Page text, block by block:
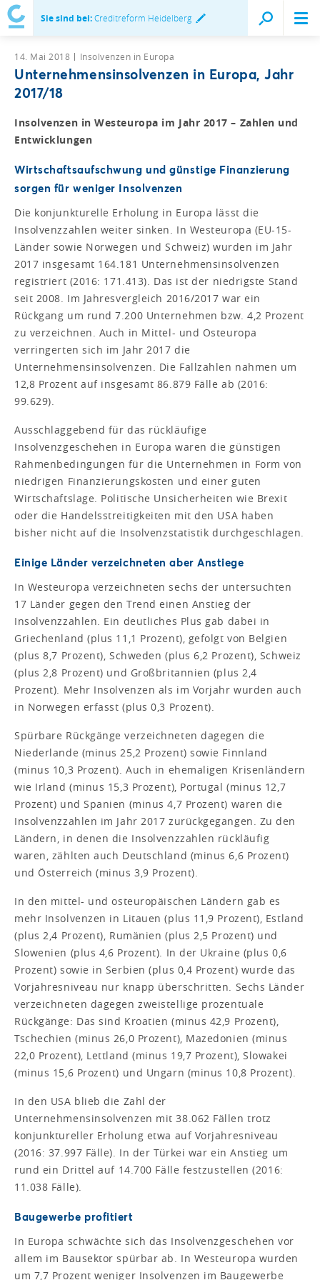
Sie sind bei:Creditreform Heidelberg
14. Mai 2018 Insolvenzen in Europa
Unternehmensinsolvenzen in Europa, Jahr
2017/18
Insolvenzen in Westeuropa im Jahr 2017 – Zahlen und
Entwicklungen
Wirtschaftsaufschwung und günstige Finanzierung
sorgen für weniger Insolvenzen
Die konjunkturelle Erholung in Europa lässt die
Insolvenzzahlen weiter sinken. In Westeuropa (EU-15-
Länder sowie Norwegen und Schweiz) wurden im Jahr
2017 insgesamt 164.181 Unternehmensinsolvenzen
registriert (2016: 171.413). Das ist der niedrigste Stand
seit 2008. Im Jahresvergleich 2016/2017 war ein
Rückgang um rund 7.200 Unternehmen bzw. 4,2 Prozent
zu verzeichnen. Auch in Mittel- und Osteuropa
verringerten sich im Jahr 2017 die
Unternehmensinsolvenzen. Die Fallzahlen nahmen um
12,8 Prozent auf insgesamt 86.879 Fälle ab (2016:
99.629).
Ausschlaggebend für das rückläufige
Insolvenzgeschehen in Europa waren die günstigen
Rahmenbedingungen für die Unternehmen in Form von
niedrigen Finanzierungskosten und einer guten
Wirtschaftslage. Politische Unsicherheiten wie Brexit
oder die Handelsstreitigkeiten mit den USA haben
bisher nicht auf die Insolvenzstatistik durchgeschlagen.
Einige Länder verzeichneten aber Anstiege
In Westeuropa verzeichneten sechs der untersuchten
17 Länder gegen den Trend einen Anstieg der
Insolvenzzahlen. Ein deutliches Plus gab dabei in
Griechenland (plus 11,1 Prozent), gefolgt von Belgien
(plus 8,7 Prozent), Schweden (plus 6,2 Prozent), Schweiz
(plus 2,8 Prozent) und Großbritannien (plus 2,4
Prozent). Mehr Insolvenzen als im Vorjahr wurden auch
in Norwegen erfasst (plus 0,3 Prozent).
Spürbare Rückgänge verzeichneten dagegen die
Niederlande (minus 25,2 Prozent) sowie Finnland
(minus 10,3 Prozent). Auch in ehemaligen Krisenländern
wie Irland (minus 15,3 Prozent), Portugal (minus 12,7
Prozent) und Spanien (minus 4,7 Prozent) waren die
Insolvenzzahlen im Jahr 2017 zurückgegangen. Zu den
Ländern, in denen die Insolvenzzahlen rückläufig
waren, zählten auch Deutschland (minus 6,6 Prozent)
und Österreich (minus 3,9 Prozent).
In den mittel- und osteuropäischen Ländern gab es
mehr Insolvenzen in Litauen (plus 11,9 Prozent), Estland
(plus 2,4 Prozent), Rumänien (plus 2,5 Prozent) und
Slowenien (plus 4,6 Prozent). In der Ukraine (plus 0,6
Prozent) sowie in Serbien (plus 0,4 Prozent) wurde das
Vorjahresniveau nur knapp überschritten. Sechs Länder
verzeichneten dagegen zweistellige prozentuale
Rückgänge: Das sind Kroatien (minus 42,9 Prozent),
Tschechien (minus 26,0 Prozent), Mazedonien (minus
22,0 Prozent), Lettland (minus 19,7 Prozent), Slowakei
(minus 15,6 Prozent) und Ungarn (minus 10,8 Prozent).
In den USA blieb die Zahl der
Unternehmensinsolvenzen mit 38.062 Fällen trotz
konjunktureller Erholung etwa auf Vorjahresniveau
(2016: 37.997 Fälle). In der Türkei war ein Anstieg um
rund ein Drittel auf 14.700 Fälle festzustellen (2016:
11.038 Fälle).
Baugewerbe profitiert
In Europa schwächte sich das Insolvenzgeschehen vor
allem im Bausektor spürbar ab. In Westeuropa wurden
um 7,7 Prozent weniger Insolvenzen im Baugewerbe